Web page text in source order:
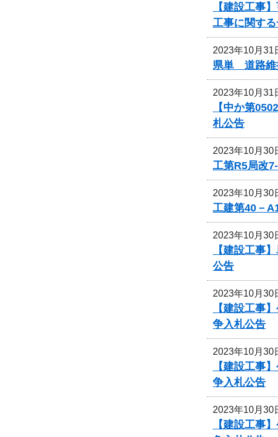
【建設工事
工事に関す
2023年10月31
県単 道路維
2023年10月31
【中か第
札公告
2023年10月30
工第R5局改
2023年10月30
工建第40－
2023年10月30
【建設工事
公告
2023年10月30
【建設工事
争入札公告
2023年10月30
【建設工事
争入札公告
2023年10月30
【建設工事